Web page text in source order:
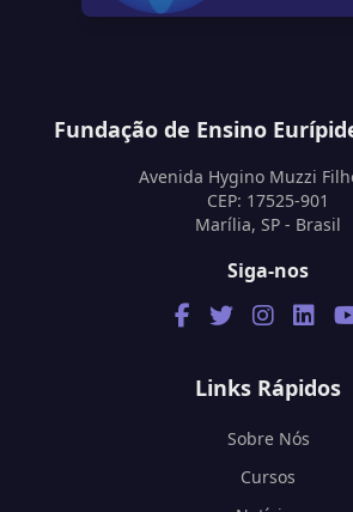
Fundação de Ensino
Avenida Hygino Muzzi
CEP: 17525-901
Marília, SP - Brasil
Siga-nos
Links Rápidos
Sobre Nós
Cursos